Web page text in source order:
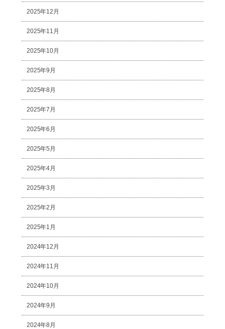
2025年12月
2025年11月
2025年10月
2025年9月
2025年8月
2025年7月
2025年6月
2025年5月
2025年4月
2025年3月
2025年2月
2025年1月
2024年12月
2024年11月
2024年10月
2024年9月
2024年8月